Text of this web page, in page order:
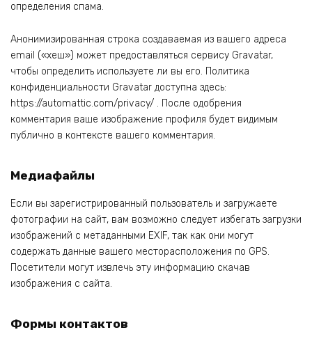
определения спама.
Анонимизированная строка создаваемая из вашего адреса
email («хеш») может предоставляться сервису Gravatar,
чтобы определить используете ли вы его. Политика
конфиденциальности Gravatar доступна здесь:
https://automattic.com/privacy/ . После одобрения
комментария ваше изображение профиля будет видимым
публично в контексте вашего комментария.
Медиафайлы
Если вы зарегистрированный пользователь и загружаете
фотографии на сайт, вам возможно следует избегать загрузки
изображений с метаданными EXIF, так как они могут
содержать данные вашего месторасположения по GPS.
Посетители могут извлечь эту информацию скачав
изображения с сайта.
Формы контактов